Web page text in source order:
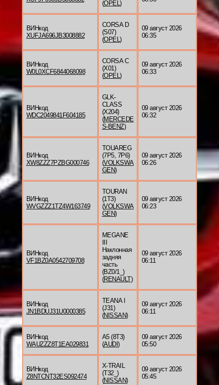
(OPEL)
ВИНкод
XUFJA696JB3008882
CORSA D
(S07)
(OPEL)
09 август 2026
06:35
ВИНкод
W0L0XCF6844068098
CORSA C
(X01)
(OPEL)
09 август 2026
06:33
ВИНкод
WDC2049841F604185
GLK-
CLASS
(X204)
(MERCEDE
S-BENZ)
09 август 2026
06:32
ВИНкод
XW8ZZZ7PZBG000746
TOUAREG
(7P5, 7P6)
(VOLKSWA
GEN)
09 август 2026
06:26
ВИНкод
WVGZZZ1TZ4W163749
TOURAN
(1T3)
(VOLKSWA
GEN)
09 август 2026
06:23
ВИНкод
VF1BZ0A0542709708
MEGANE
Наклонная
задняя
часть
(BZ0/1_)
(RENAULT)
09 август 2026
06:11
ВИНкод
JN1BDUJ31U0000385
TEANA I
(J31)
(NISSAN)
09 август 2026
06:11
ВИНкод
WAUZZZ8T1EA029831
A5 (8T3)
(AUDI )
09 август 2026
05:50
ВИНкод
Z8NTCNT32ES092474
X-TRAIL
(T32_)
(NISSAN)
09 август 2026
05:45